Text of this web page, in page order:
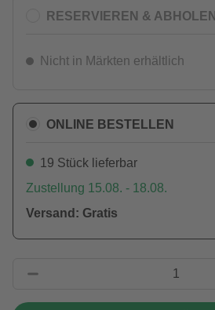
RESERVIEREN & ABHOLEN
Nicht in Märkten erhältlich
ONLINE BESTELLEN
19 Stück lieferbar
Zustellung 15.08. - 18.08.
Versand: Gratis